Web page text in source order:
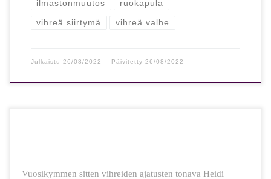
ilmastonmuutos ruokapula
vihreä siirtymä vihreä valhe
Julkaistu 26/08/2022 Päivitetty 26/08/2022
Vuosikymmen sitten vihreiden ajatusten tonava Heidi